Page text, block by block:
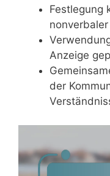
Festlegung
Anzeige
der